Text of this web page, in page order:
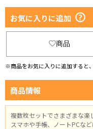
お気に入りに追加
商品
※商品をお気に入りに追加すると
商品情報
複数枚セットでさまざまな楽
スマホや手帳、ノートPCなど